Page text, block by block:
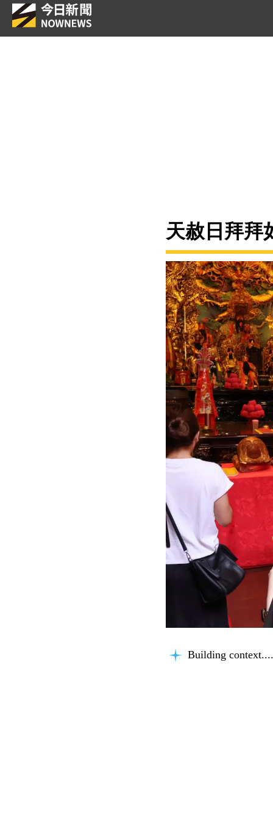
天赦日拜拜
Building context...